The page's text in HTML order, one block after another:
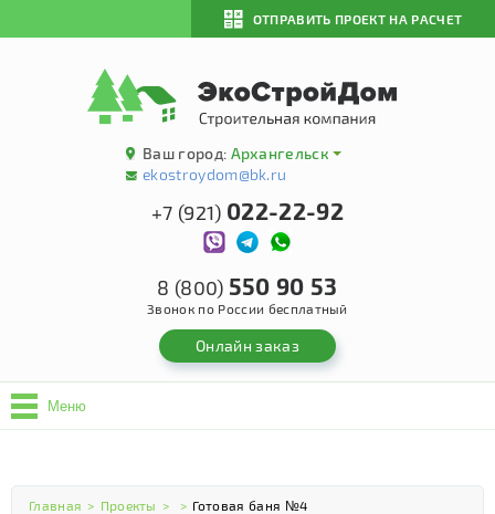
ОТПРАВИТЬ ПРОЕКТ НА РАСЧЕТ
Ваш город: Архангельск
ekostroydom@bk.ru
+7 (921) 022-22-92
8 (800) 550 90 53
Звонок по России бесплатный
Онлайн заказ
Меню
Главная > Проекты > > Готовая баня №4